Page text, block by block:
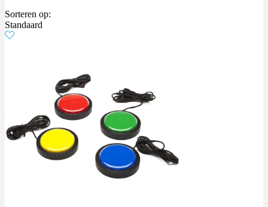
Sorteren op:
Standaard